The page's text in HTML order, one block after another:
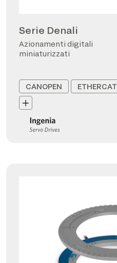
Serie Denali
Azionamenti digitali
miniaturizzati
CANOPEN ETHERCAT